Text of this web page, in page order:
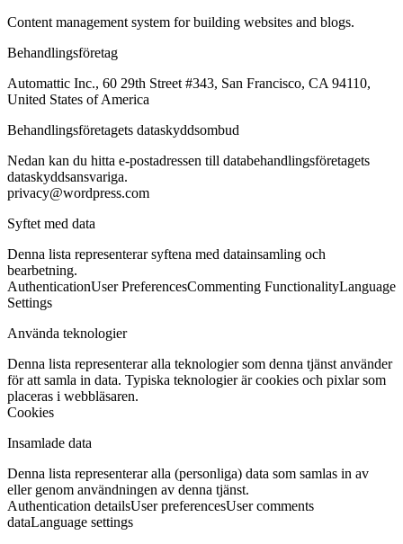
Content management system for building websites and blogs.
Behandlingsföretag
Automattic Inc., 60 29th Street #343, San Francisco, CA 94110,
United States of America
Behandlingsföretagets dataskyddsombud
Nedan kan du hitta e-postadressen till databehandlingsföretagets
dataskyddsansvariga.
privacy@wordpress.com
Syftet med data
Denna lista representerar syftena med datainsamling och
bearbetning.
AuthenticationUser PreferencesCommenting FunctionalityLanguage
Settings
Använda teknologier
Denna lista representerar alla teknologier som denna tjänst använder
för att samla in data. Typiska teknologier är cookies och pixlar som
placeras i webbläsaren.
Cookies
Insamlade data
Denna lista representerar alla (personliga) data som samlas in av
eller genom användningen av denna tjänst.
Authentication detailsUser preferencesUser comments
dataLanguage settings